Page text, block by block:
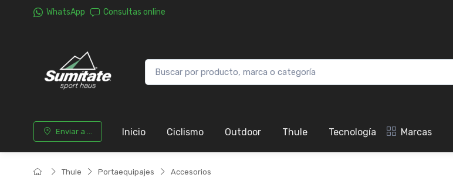
WhatsApp Consultas online
Enviar a ... Inicio Ciclismo Outdoor Thule Tecnología Marcas
Thule Portaequipajes Accesorios